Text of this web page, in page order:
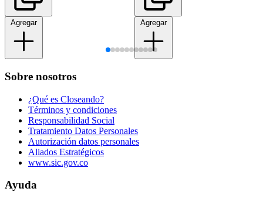
Agregar Agregar
Sobre nosotros
¿Qué es Closeando?
Términos y condiciones
Responsabilidad Social
Tratamiento Datos Personales
Autorización datos personales
Aliados Estratégicos
www.sic.gov.co
Ayuda